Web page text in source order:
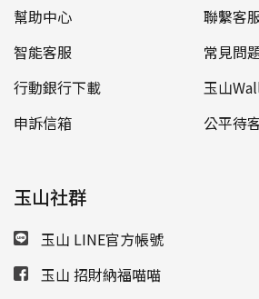
幫助中心
聯繫客
智能客服
常見問
行動銀行下載
玉山
申訴信箱
公平待
玉山社群
玉山 LINE官方帳號
玉山 招財納福喵喵